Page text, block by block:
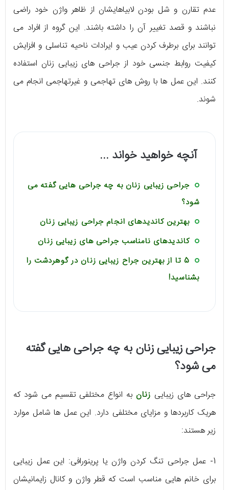
عدم تقارن و شل بودن لابیاهایشان از ظاهر واژن خود راضی
نباشند و قصد تغییر آن را داشته باشند. این گروه از افراد می
توانند برای برطرف کردن عیب و ایرادات ناحیه تناسلی و افزایش
کیفیت روابط جنسی خود از جراحی های زیبایی زنان استفاده
کنند. این عمل ها با روش های تهاجمی و غیرتهاجمی انجام می
شوند.
آنچه خواهید خواند ...
جراحی زیبایی زنان به چه جراحی هایی گفته می
شود؟
بهترین کاندیدهای انجام جراحی زیبایی زنان
کاندیدهای نامناسب جراحی های زیبایی زنان
5 تا از بهترین جراح زیبایی زنان در گوهردشت را
بشناسید!
جراحی زیبایی زنان به چه جراحی هایی گفته
می شود؟
جراحی های زیبایی زنان به انواع مختلفی تقسیم می شود که
هریک کاربردها و مزایای مختلفی دارد. این عمل ها شامل موارد
زیر هستند:
1- عمل جراحی تنگ کردن واژن یا پرینورافی: این عمل زیبایی
برای خانم هایی مناسب است که قطر واژن و کانال زایمانیشان